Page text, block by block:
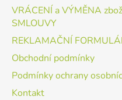
VRÁCENÍ a VÝMĚNA
SMLOUVY
REKLAMAČNÍ
Obchodní podmínky
Podmínky ochrany
Kontakt